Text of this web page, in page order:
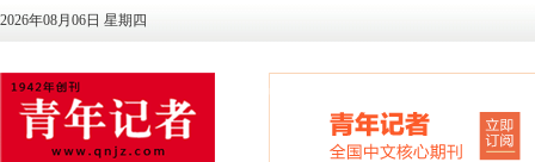
2026年08月06日 星期四